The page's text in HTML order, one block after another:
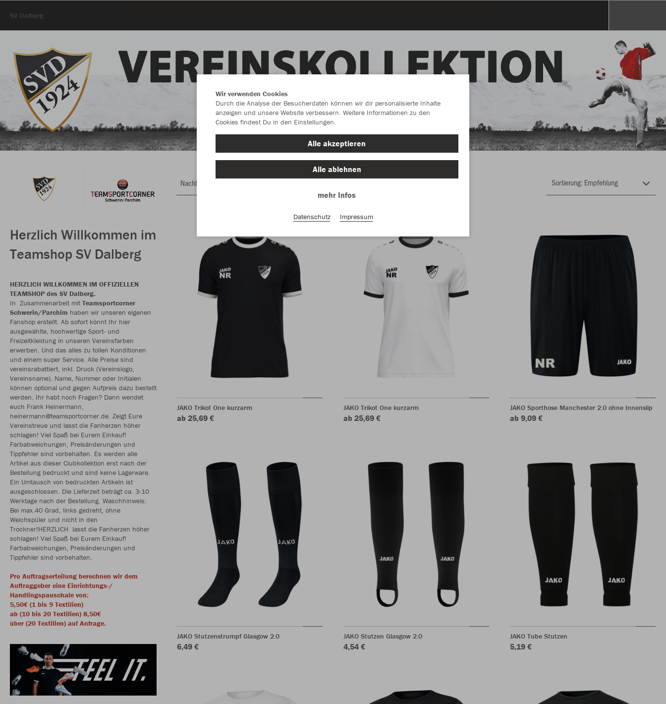
SV Dalberg
Herzlich Willkommen im
Teamshop SV Dalberg
HERZLICH WILLKOMMEN IM OFFIZIELLEN
TEAMSHOP des SV Dalberg.
In Zusammenarbeit mit Teamsportcorner
Schwerin/Parchim haben wir unseren eigenen
Fanshop erstellt. Ab sofort könnt Ihr hier
ausgewählte, hochwertige Sport- und
Freizeitkleidung in unseren Vereinsfarben
erwerben. Und das alles zu tollen Konditionen
und einem super Service. Alle Preise sind
vereinsrabattiert, inkl. Druck (Vereinslogo,
Vereinsname). Name, Nummer oder Initialen
können optional und gegen Aufpreis dazu bestellt
werden. Ihr habt noch Fragen? Dann wendet
euch Frank Heinermann,
heinermann@teamsportcorner.de. Zeigt Eure
Vereinstreue und lasst die Fanherzen höher
schlagen! Viel Spaß bei Eurem Einkauf!
Farbabweichungen, Preisänderungen und
Tippfehler sind vorbehalten. Es werden alle
Artikel aus dieser Clubkollektion erst nach der
Bestellung bedruckt und sind keine Lagerware.
Ein Umtausch von bedruckten Artikeln ist
ausgeschlossen. Die Lieferzeit beträgt ca. 3-10
Werktage nach der Bestellung. Waschhinweis:
Bei max.40 Grad, links gedreht, ohne
Weichspüler und nicht in den
Trockner!HERZLICH lasst die Fanherzen höher
schlagen! Viel Spaß bei Eurem Einkauf!
Farbabweichungen, Preisänderungen und
Tippfehler sind vorbehalten.
Pro Auftragserteilung berechnen wir dem
Auftraggeber eine Einrichtungs-/
Handlingspauschale von:
5,50€ (1 bis 9 Textilien)
ab (10 bis 20 Textilien) 8,50€
über (20 Textilien) auf Anfrage.
Nachhaltig
JAKO Trikot One kurzarm
ab 25,69 €
JAKO Trikot One kurzarm
ab 25,69 €
JAKO Sporthose Manchester 2.0 ohne Innenslip
ab 9,09 €
JAKO Stutzenstrumpf Glasgow 2.0
6,49 €
JAKO Stutzen Glasgow 2.0
4,54 €
JAKO Tube Stutzen
5,19 €
Wir verwenden Cookies
Durch die Analyse der Besucherdaten können wir dir personalisierte Inhalte
anzeigen und unsere Website verbessern. Weitere Informationen zu den
Cookies findest Du in den Einstellungen.
Alle akzeptieren
Alle ablehnen
mehr Infos
Datenschutz Impressum